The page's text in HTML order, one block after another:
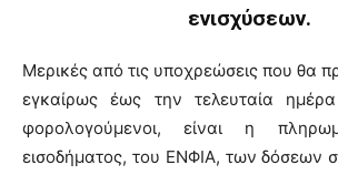
ενισχύσεων.
Μερικές από τις υποχρεώσεις που θα
εγκαίρως έως την τελευταία
φορολογούμενοι, είναι η
εισοδήματος, του ΕΝΦΙΑ, των δόσεων